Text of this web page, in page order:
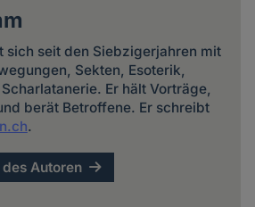
sich seit den Siebzigerjahren mit
Sekten, Esoterik,
Er hält Vorträge,
berät Betroffene. Er schreibt
.
Autoren